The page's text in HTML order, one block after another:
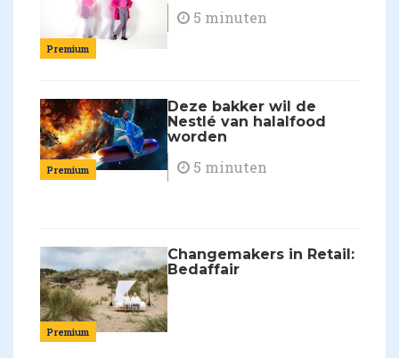
Premium
5 minuten
Premium
Deze bakker wil de
Nestlé van halalfood
worden
5 minuten
Premium
Changemakers in Retail:
Bedaffair